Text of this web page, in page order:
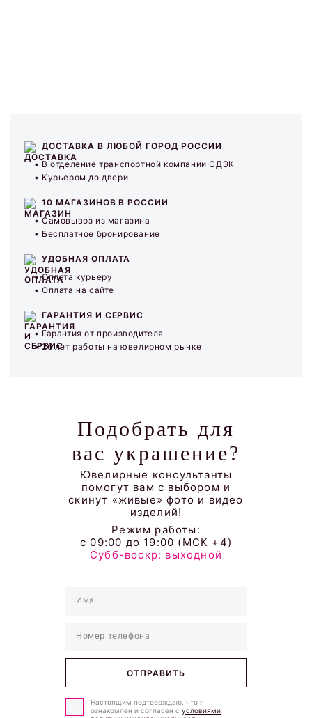
ДОСТАВКА В ЛЮБОЙ ГОРОД РОССИИ
В отделение транспортной компании СДЭК
Курьером до двери
10 МАГАЗИНОВ В РОССИИ
Самовывоз из магазина
Бесплатное бронирование
УДОБНАЯ ОПЛАТА
Оплата курьеру
Оплата на сайте
ГАРАНТИЯ И СЕРВИС
Гарантия от производителя
26 лет работы на ювелирном рынке
Подобрать для
вас украшение?
Ювелирные консультанты
помогут вам с выбором и
скинут «живые» фото и видео
изделий!
Режим работы:
с 09:00 до 19:00 (МСК +4)
Субб-воскр: выходной
Настоящим подтверждаю, что я
ознакомлен и согласен с условиями